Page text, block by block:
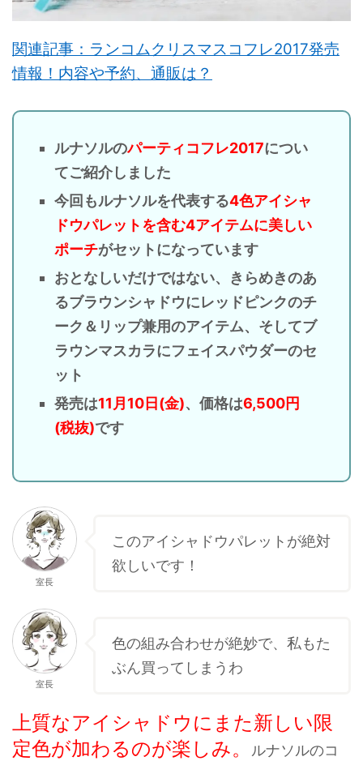
関連記事：ランコムクリスマスコフレ2017発売
情報！内容や予約、通販は？
ルナソルのパーティコフレ2017につい
てご紹介しました
今回もルナソルを代表する4色アイシャ
ドウパレットを含む4アイテムに美しい
ポーチがセットになっています
おとなしいだけではない、きらめきのあ
るブラウンシャドウにレッドピンクのチ
ーク＆リップ兼用のアイテム、そしてブ
ラウンマスカラにフェイスパウダーのセ
ット
発売は11月10日(金)、価格は6,500円
(税抜)です
室長
このアイシャドウパレットが絶対
欲しいです！
室長
色の組み合わせが絶妙で、私もた
ぶん買ってしまうわ
上質なアイシャドウにまた新しい限
定色が加わるのが楽しみ。
ルナソルのコ